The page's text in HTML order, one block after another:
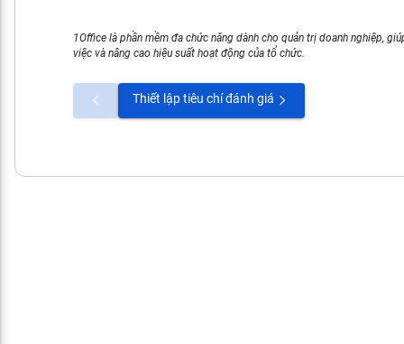
1Office là phần mềm đa chức năng dành cho quản trị doanh nghiệp,
việc và nâng cao hiệu suất hoạt động của tổ chức.
Thiết lập tiêu chí đánh giá